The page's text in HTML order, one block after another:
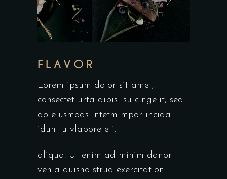
FLAVOR
Lorem ipsum dolor sit amet,
consectet urta dipis isu cingelit, sed
do eiusmodsl ntetm mpor incida
idunt utvlabore eti.
aliqua. Ut enim ad minim danor
venia quisno strud exercitation